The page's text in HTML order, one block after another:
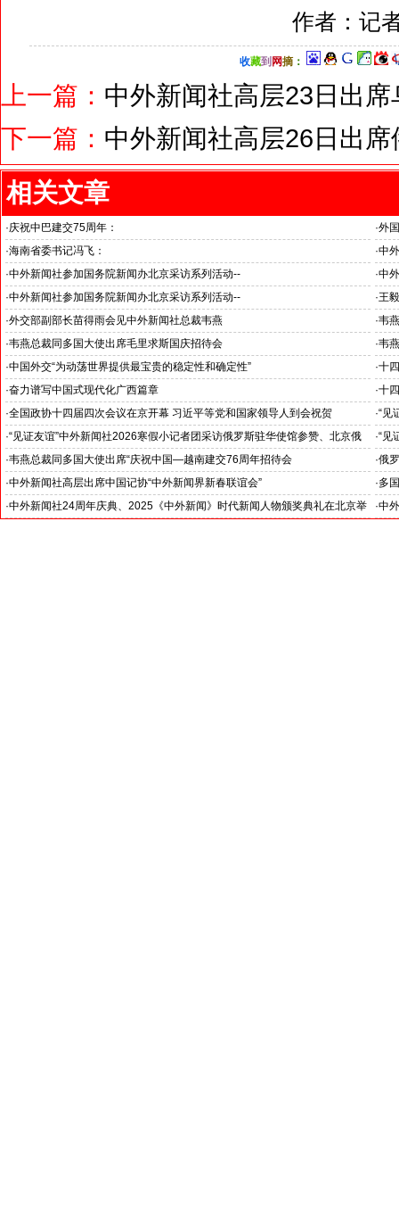
作者：记
收藏到 网摘：
上一篇： 中外新闻社高层23日出
下一篇： 中外新闻社高层26日出
相关文章
·庆祝中巴建交75周年：
韦燕总裁同多国大使出席巴基斯坦驻华大使馆举办“芒果节”
·外
·海南省委书记冯飞：
海南自贸港封关半年开启中国对外开放新篇章
·中
“科
·中外新闻社参加国务院新闻办北京采访系列活动--
见证科技创新和产业创新高质量发展
·中
小
·中外新闻社参加国务院新闻办北京采访系列活动--
北京人形机器人创新中心打造具有全球影响力的应用示范高地
·王
中
·外交部副部长苗得雨会见中外新闻社总裁韦燕 ·韦
·韦燕总裁同多国大使出席毛里求斯国庆招待会 ·韦
·中国外交“为动荡世界提供最宝贵的稳定性和确定性”
王毅外长记者会勾勒出中国与世界互动新方位
·十
锚
·奋力谱写中国式现代化广西篇章
--中外新闻社2026全国两会报道之三
·十
--中
·全国政协十四届四次会议在京开幕 习近平等党和国家领导人到会祝贺
--中外新闻社2026全国两会报道之一
·“见
就是
·“见证友谊”中外新闻社2026寒假小记者团采访俄罗斯驻华使馆参赞、北京俄
罗斯文化中心主任吴丹娜女士: “中俄关系稳如泰山坚如磐石”
·“见
在
-- 学
·韦燕总裁同多国大使出席“庆祝中国—越南建交76周年招待会 ·俄
·中外新闻社高层出席中国记协“中外新闻界新春联谊会” ·多
中心
·中外新闻社24周年庆典、2025《中外新闻》时代新闻人物颁奖典礼在北京举
·中